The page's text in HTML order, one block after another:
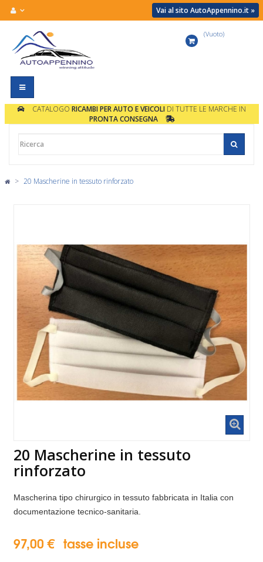
Vai al sito AutoAppennino.it »
Navigazione
Toggle
(Vuoto)
CATALOGO RICAMBI PER AUTO E VEICOLIDI TUTTE LE MARCHE IN
PRONTA CONSEGNA
> 20 Mascherine in tessuto rinforzato
20 Mascherine in tessuto
rinforzato
Mascherina tipo chirurgico in tessuto fabbricata in Italia con
documentazione tecnico-sanitaria.
97,00 € tasse incluse